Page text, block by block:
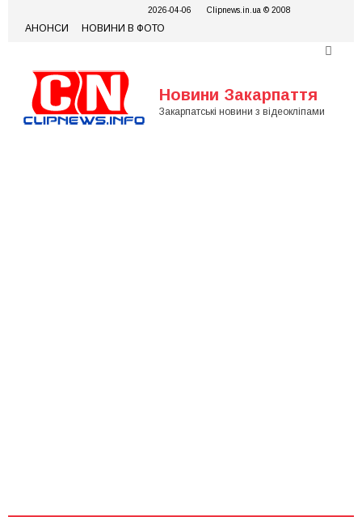
content
2026-04-06 Clipnews.in.ua © 2008
АНОНСИ НОВИНИ В ФОТО
Новини Закарпаття
Закарпатські новини з відеокліпами